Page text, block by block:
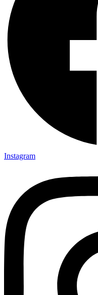
Instagram